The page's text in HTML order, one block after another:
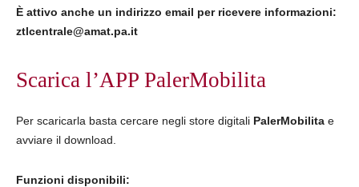
È attivo anche un indirizzo email per ricevere informazioni:
ztlcentrale@amat.pa.it
Scarica l’APP PalerMobilita
Per scaricarla basta cercare negli store digitali PalerMobilita e
avviare il download.
Funzioni disponibili: